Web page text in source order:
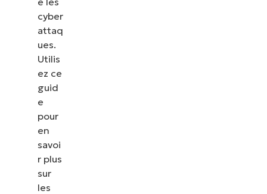
cyber
attaq
ues.
Utilis
ez ce
guid
e
pour
en
savoi
r plus
sur
les